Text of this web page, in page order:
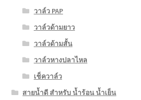
วาล์ว PAP
วาล์วด้ามยาว
วาล์วด้ามสั้น
วาล์วหางปลาไหล
เช็ควาล์ว
สายน้ำดี สำหรับ น้ำร้อน น้ำเย็น